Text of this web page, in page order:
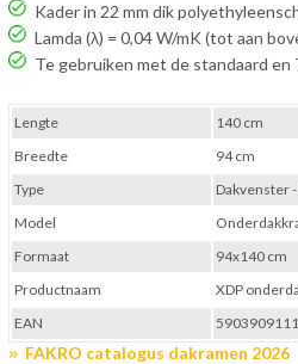
Kader in 22 mm dik
Lamda (λ) = 0,04 W/mK (tot aan
Te gebruiken met de standaard
FAKRO catalogus dakramen 2026
Lengte
140 cm
Breedte
94 cm
Type
Dakvenster
Model
Formaat
94x140 cm
Productnaam
XDP
EAN